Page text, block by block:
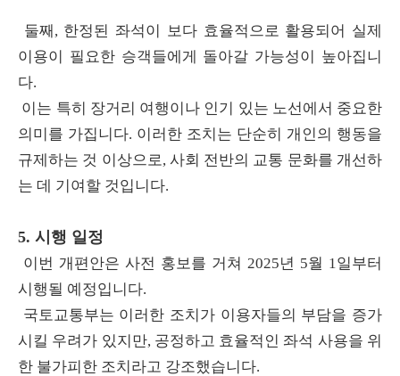
둘째, 한정된 좌석이 보다 효율적으로 활용되어 실제
이용이 필요한 승객들에게 돌아갈 가능성이 높아집니
다.
이는 특히 장거리 여행이나 인기 있는 노선에서 중요한
의미를 가집니다. 이러한 조치는 단순히 개인의 행동을
규제하는 것 이상으로, 사회 전반의 교통 문화를 개선하
는 데 기여할 것입니다.
5. 시행 일정
이번 개편안은 사전 홍보를 거쳐 2025년 5월 1일부터
시행될 예정입니다.
국토교통부는 이러한 조치가 이용자들의 부담을 증가
시킬 우려가 있지만, 공정하고 효율적인 좌석 사용을 위
한 불가피한 조치라고 강조했습니다.